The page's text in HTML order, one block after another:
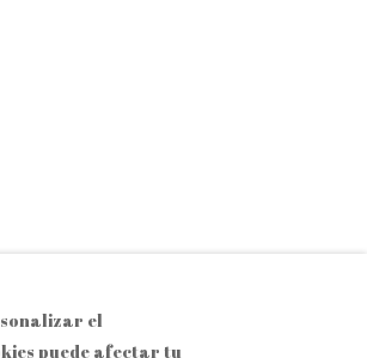
el
puede afectar tu